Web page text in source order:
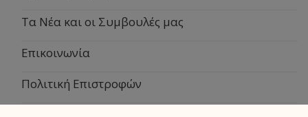
Τα Νέα και οι Συμβουλές μας
Επικοινωνία
Πολιτική Επιστροφών